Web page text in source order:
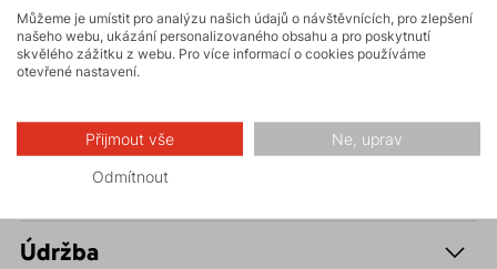
Parametry
Údržba
Můžeme je umístit pro analýzu našich údajů o návštěvnících, pro zlepšení
našeho webu, ukázání personalizovaného obsahu a pro poskytnutí
skvělého zážitku z webu. Pro více informací o cookies používáme
otevřené nastavení.
Přijmout vše Ne, uprav
Odmítnout